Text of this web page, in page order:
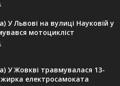
У Львові на вулиці Науковій у
мотоцикліст
У Жовкві травмувалася 13-
електросамоката